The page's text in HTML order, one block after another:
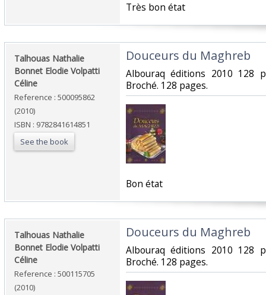
‎Très bon état‎
‎Talhouas Nathalie
Bonnet Elodie Volpatti
Céline‎
Reference : 500095862
(2010)
ISBN : 9782841614851
See the book
‎Douceurs du Maghreb‎
‎Albouraq éditions 2010 128
Broché. 128 pages.‎
‎Bon état‎
‎Talhouas Nathalie
Bonnet Elodie Volpatti
Céline‎
Reference : 500115705
(2010)
‎Douceurs du Maghreb‎
‎Albouraq éditions 2010 128
Broché. 128 pages.‎